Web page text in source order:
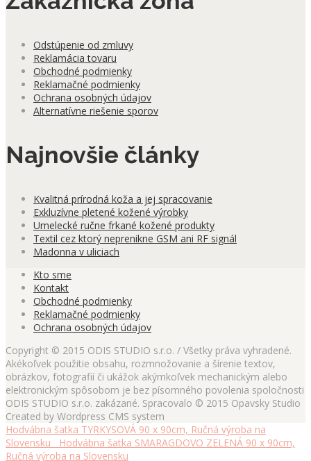
Odstúpenie od zmluvy
Reklamácia tovaru
Obchodné podmienky
Reklamačné podmienky
Ochrana osobných údajov
Alternatívne riešenie sporov
Najnovšie články
Kvalitná prírodná koža a jej spracovanie
Exkluzívne pletené kožené výrobky
Umelecké ručne frkané kožené produkty
Textil cez ktorý neprenikne GSM ani RF signál
Madonna v uliciach
Kto sme
Kontakt
Obchodné podmienky
Reklamačné podmienky
Ochrana osobných údajov
Copyright © 2015 ODIS STUDIO s.r.o. / Všetky práva vyhradené.
Akékoľvek použitie obsahu, rozmnožovanie a šírenie textov,
obrázkov, fotografií či ukážok akýmkoľvek mechanickým alebo
elektronickým spôsobom je bez písomného povolenia spoločnosti
ODIS STUDIO s.r.o. zakázané. Spracovalo © 2015 Opavsky Studio
Created by Wordpress CMS system
Hodvábna šatka TYRKYSOVÁ 90 x 90cm, Ručná výroba na
Slovensku
Hodvábna šatka SMARAGDOVO ZELENÁ 90 x 90cm,
Ručná výroba na Slovensku